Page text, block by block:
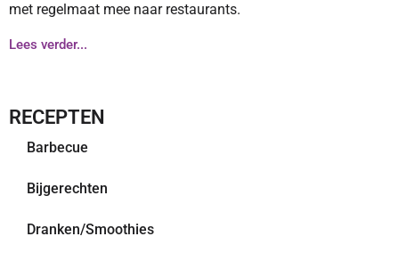
met regelmaat mee naar restaurants.
Lees verder...
RECEPTEN
Barbecue
Bijgerechten
Dranken/Smoothies